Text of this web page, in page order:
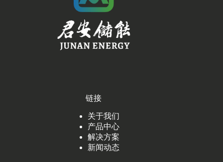
链接
关于我们
产品中心
解决方案
新闻动态